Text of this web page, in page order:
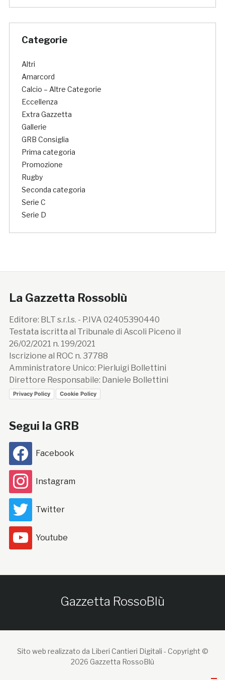
Categorie
Altri
Amarcord
Calcio – Altre Categorie
Eccellenza
Extra Gazzetta
Gallerie
GRB Consiglia
Prima categoria
Promozione
Rugby
Seconda categoria
Serie C
Serie D
La Gazzetta Rossoblù
Editore: BLT s.r.l.s. - P.IVA 02405390440
Testata iscritta al Tribunale di Ascoli Piceno il
26/02/2021 n. 199/2021
Iscrizione al ROC n. 37788
Amministratore Unico: Pierluigi Bollettini
Direttore Responsabile: Daniele Bollettini
Privacy Policy Cookie Policy
Segui la GRB
Facebook
Instagram
Twitter
Youtube
Gazzetta RossoBlù
Sito web realizzato da Liberi Cantieri Digitali - Copyright ©
2026 Gazzetta RossoBlù